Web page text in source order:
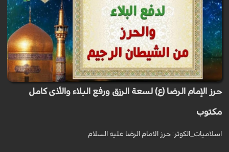
حرز الإمام الرضا (ع) لسعة الرزق ورفع البلاء والأذى كامل
مكتوب
اسلاميات_الكوثر: حرز الامام الرضا عليه السلام